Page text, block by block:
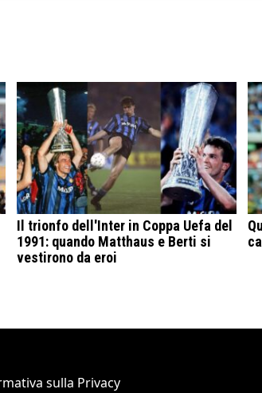
Il trionfo dell'Inter in Coppa Uefa del
1991: quando Matthaus e Berti si
vestirono da eroi
sulla Privacy